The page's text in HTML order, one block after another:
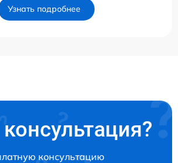
Узнать подробнее
консультацию